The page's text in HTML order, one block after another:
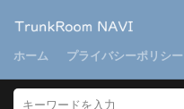
ホーム プライバシーポリシー